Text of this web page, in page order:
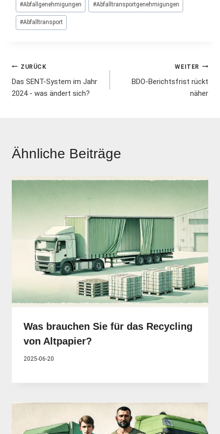
#Abfallgenehmigungen #Abfalltransportgenehmigungen
#Abfalltransport
Beitrags-
Navigation
ZURÜCK
Das SENT-System im Jahr
2024 - was ändert sich?
WEITER
BDO-Berichtsfrist rückt
näher
Ähnliche Beiträge
Was brauchen Sie für das Recycling
von Altpapier?
2025-06-20